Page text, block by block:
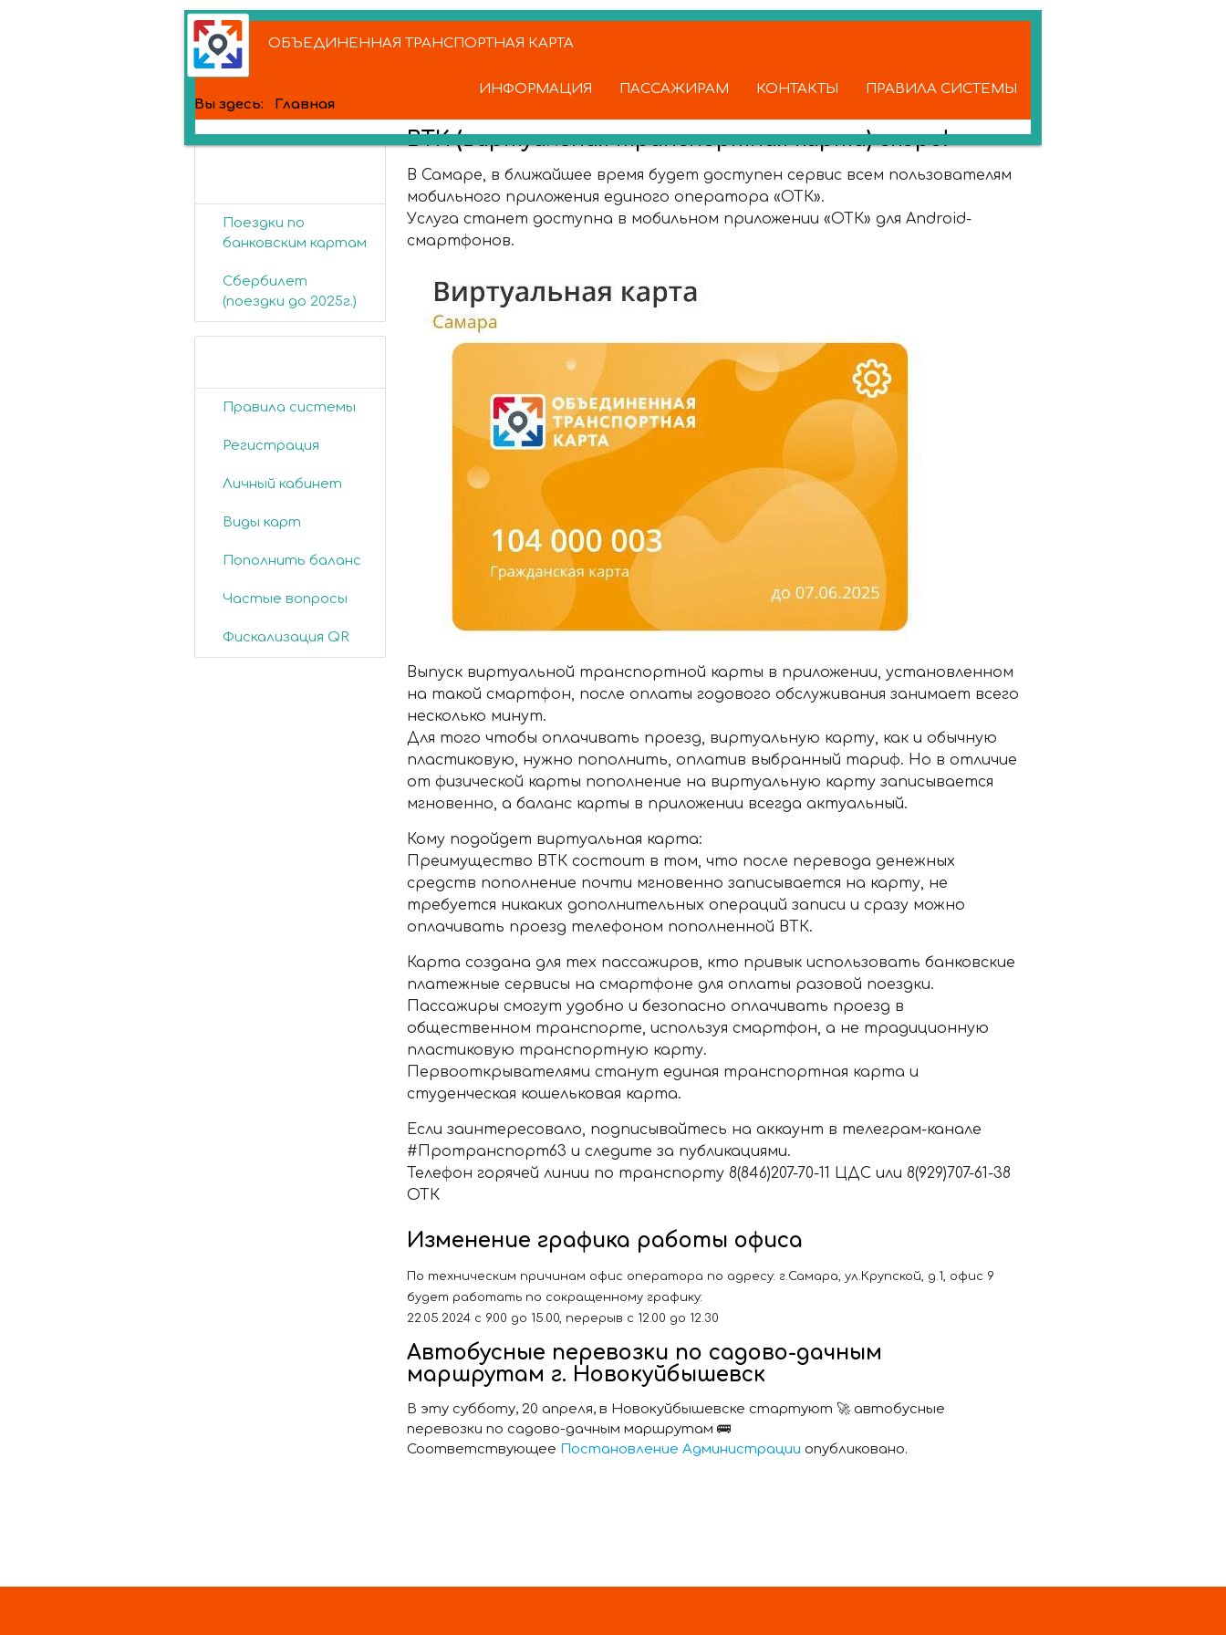
ОБЪЕДИНЕННАЯ ТРАНСПОРТНАЯ КАРТА
ИНФОРМАЦИЯ ПАССАЖИРАМ КОНТАКТЫ
ПРАВИЛА СИСТЕМЫ
Вы здесь: Главная
Поездки по
банковским картам
Сбербилет
(поездки до 2025г.)
Правила системы
Регистрация
Личный кабинет
Виды карт
Пополнить баланс
Частые вопросы
Фискализация QR
ВТК (виртуальная транспортная карта) скоро!
В Самаре, в ближайшее время будет доступен сервис всем пользователям
мобильного приложения единого оператора «ОТК».
Услуга станет доступна в мобильном приложении «ОТК» для Android-
смартфонов.
Выпуск виртуальной транспортной карты в приложении, установленном
на такой смартфон, после оплаты годового обслуживания занимает всего
несколько минут.
Для того чтобы оплачивать проезд, виртуальную карту, как и обычную
пластиковую, нужно пополнить, оплатив выбранный тариф. Но в отличие
от физической карты пополнение на виртуальную карту записывается
мгновенно, а баланс карты в приложении всегда актуальный.
Кому подойдет виртуальная карта:
Преимущество ВТК состоит в том, что после перевода денежных
средств пополнение почти мгновенно записывается на карту, не
требуется никаких дополнительных операций записи и сразу можно
оплачивать проезд телефоном пополненной ВТК.
Карта создана для тех пассажиров, кто привык использовать банковские
платежные сервисы на смартфоне для оплаты разовой поездки.
Пассажиры смогут удобно и безопасно оплачивать проезд в
общественном транспорте, используя смартфон, а не традиционную
пластиковую транспортную карту.
Первооткрывателями станут единая транспортная карта и
студенческая кошельковая карта.
Если заинтересовало, подписывайтесь на аккаунт в телеграм-канале
#Протранспорт63 и следите за публикациями.
Телефон горячей линии по транспорту 8(846)207-70-11 ЦДС или 8(929)707-61-38
ОТК
Изменение графика работы офиса
По техническим причинам офис оператора по адресу: г.Самара, ул.Крупской, д.1, офис 9
будет работать по сокращенному графику:
22.05.2024 с 9.00 до 15.00, перерыв с 12.00 до 12.30
Автобусные перевозки по садово-дачным
маршрутам г. Новокуйбышевск
В эту субботу, 20 апреля, в Новокуйбышевске стартуют 🚀 автобусные
перевозки по садово-дачным маршрутам 🚌
Соответствующее Постановление Администрации опубликовано.